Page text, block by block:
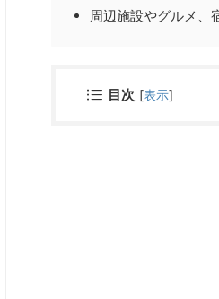
周辺施設やグルメ、
目次 [表示]